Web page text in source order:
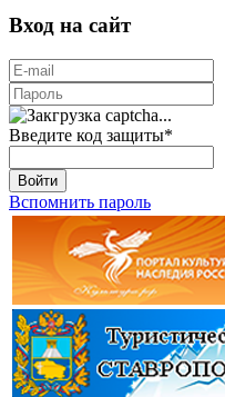
Вход на сайт
Введите код защиты*
Войти
Вспомнить пароль